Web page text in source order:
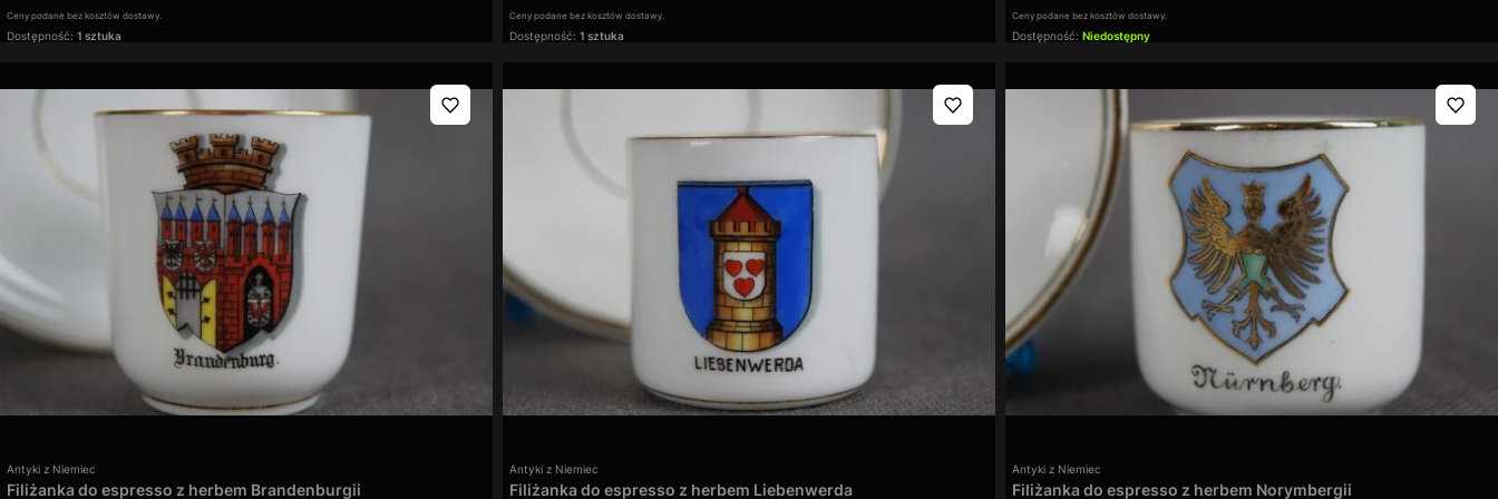
Ceny podane bez kosztów dostawy.
Dostępność: 1 sztuka
Ceny podane bez kosztów dostawy.
Dostępność: 1 sztuka
Ceny podane bez kosztów dostawy.
Dostępność: Niedostępny
Filiżanka do espresso z herbem Brandenburgii
Producent
Antyki z Niemiec
Filiżanka do espresso z herbem Liebenwerda
Producent
Antyki z Niemiec
Filiżanka do espresso z herbem Norymbergii
Producent
Antyki z Niemiec